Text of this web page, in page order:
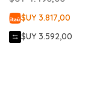
$UY 3.817,00
$UY 3.592,00